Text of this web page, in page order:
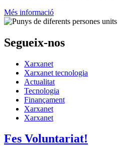
Més informació
Segueix-nos
Xarxanet
Xarxanet tecnologia
Actualitat
Tecnologia
Finançament
Xarxanet
Xarxanet
Fes Voluntariat!